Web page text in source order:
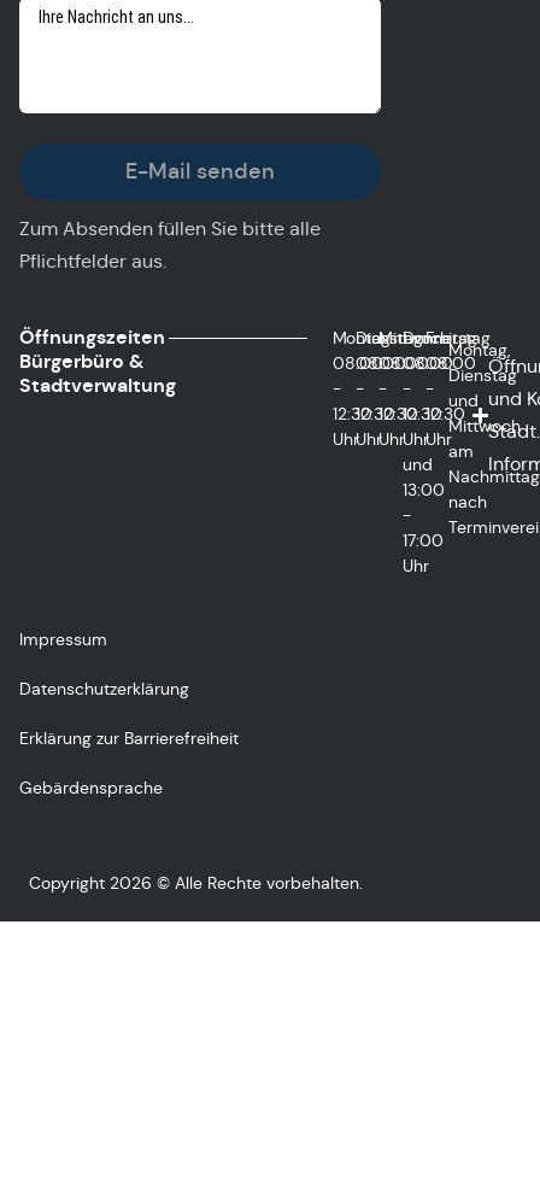
E-Mail senden
Zum Absenden füllen Sie bitte alle
Pflichtfelder aus.
Öffnungszeiten
Bürgerbüro &
Stadtverwaltung
Montag
08:00
-
12:30
Uhr
Dienstag
08:00
-
12:30
Uhr
Mittwoch
08:00
-
12:30
Uhr
Donnerstag
08:00
-
12:30
Uhr
und
13:00
-
17:00
Uhr
Freitag
08:00
-
12:30
Uhr
Montag,
Dienstag
und
Mittwoch
am
Nachmittag
nach
und
Impressum
Datenschutzerklärung
Erklärung zur Barrierefreiheit
Gebärdensprache
Copyright 2026 © Alle Rechte vorbehalten.